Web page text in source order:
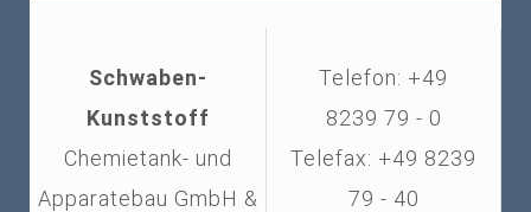
Schwaben-
Kunststoff
Chemietank- und
Apparatebau GmbH &
Telefon: +49
8239 79 - 0
Telefax: +49 8239
79 - 40